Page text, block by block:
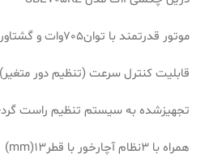
موتور قدرتمند با توان705وات و گشتاور تولیدی 25 (N.M)
قابلیت کنترل سرعت (تنظیم دور متغیر)
تجهیزشده به سیستم تنظیم راست
همراه با 3نظام آچارخور با قطر13(mm)